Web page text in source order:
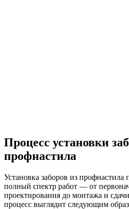
Процесс установки
профнастила
Установка заборов из профнастила
полный спектр работ — от
проектирования до монтажа и
процесс выглядит следующим